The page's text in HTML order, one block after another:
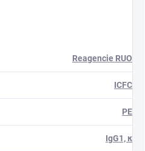
Reagencie RUO
ICFC
PE
IgG1, κ